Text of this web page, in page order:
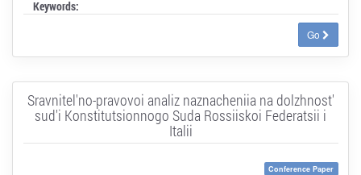
Keywords:
Go
Sravnitel'no-pravovoi analiz naznacheniia na dolzhnost'
sud'i Konstitutsionnogo Suda Rossiiskoi Federatsii i
Italii
Conference Paper